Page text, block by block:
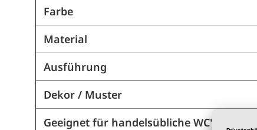
Farbe
Material
Ausführung
Dekor / Muster
Geeignet für handelsübliche WC's